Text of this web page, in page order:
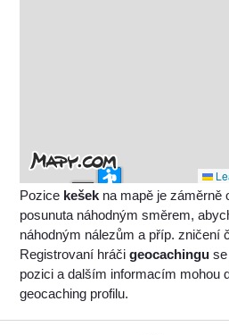
Pozice kešek na mapě je záměrně
posunuta náhodným směrem,
náhodným nálezům a příp. zničení
Registrovaní hráčigeocachingu
pozici a dalším informacím mohou
geocaching profilu.